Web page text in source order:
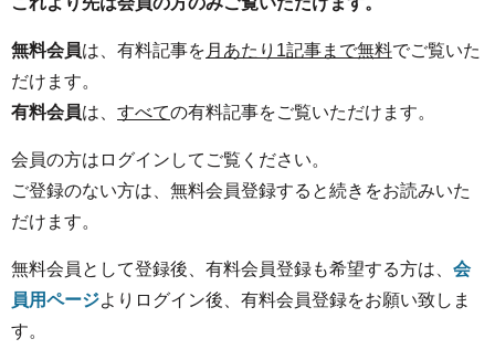
無料会員は、有料記事を 月あたり1記事まで無料でご覧いた
だけます。
有料会員は、 すべての有料記事をご覧いただけます。
会員の方はログインしてご覧ください。
ご登録のない方は、無料会員登録すると続きをお読みいた
だけます。
無料会員として登録後、有料会員登録も希望する方は、 会
員用ページよりログイン後、有料会員登録をお願い致しま
す。